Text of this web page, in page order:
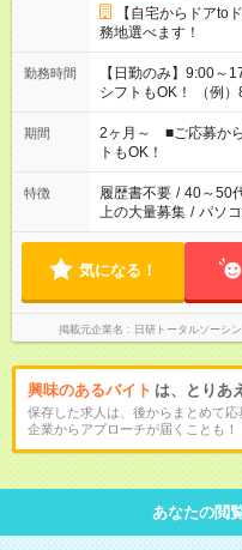
【自宅からドアto
務地選べます！
勤務時間
【日勤のみ】9:00～17:00（休憩
シフトもOK！ （
「家族とお休みを合
など、あなたのご希望
ーク希望の方へ 今ご
のお仕事の勤務時間
ません
期間
2ヶ月～ ■ご応募か
トもOK！
特徴 履歴書不要 / 40～50
上の大量募集 / パソ
気になる！
掲載元企業名 日研トータルソーシ
興味のあるバイト は、とりあ
保存した求人は、後からまとめて応
企業からアプローチが届くことも！
あなたの閲